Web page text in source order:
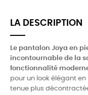
LA DESCRIPTION
Le pantalon Joya en
incontournable de la
fonctionnalité
pour un look élégant en
tenue plus